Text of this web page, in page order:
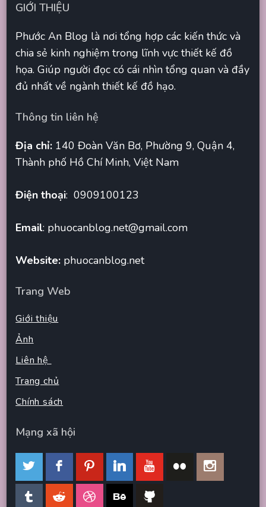
GIỚI THIỆU
Phước An Blog là nơi tổng hợp các kiến thức và
chia sẻ kinh nghiệm trong lĩnh vực thiết kế đồ
họa. Giúp người đọc có cái nhìn tổng quan và đầy
đủ nhất về ngành thiết kế đồ hạo.
Thông tin liên hệ
Địa chỉ: 140 Đoàn Văn Bơ, Phường 9, Quận 4,
Thành phố Hồ Chí Minh, Việt Nam
Điện thoại: 0909100123
Email: phuocanblog.net@gmail.com
Website: phuocanblog.net
Trang Web
Giới thiệu
Ảnh
Liên hệ
Trang chủ
Chính sách
Mạng xã hội